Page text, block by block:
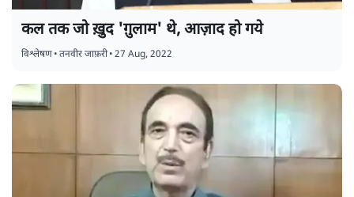
कल तक जो ख़ुद 'ग़ुलाम' थे, आज़ाद हो गये
विश्लेषण•तनवीर जाफ़री•27 Aug, 2022